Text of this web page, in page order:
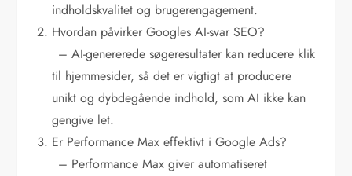
indholdskvalitet og brugerengagement.
Hvordan påvirker Googles AI-svar SEO?
– AI-genererede søgeresultater kan reducere klik
til hjemmesider, så det er vigtigt at producere
unikt og dybdegående indhold, som AI ikke kan
gengive let.
Er Performance Max effektivt i Google Ads?
– Performance Max giver automatiseret